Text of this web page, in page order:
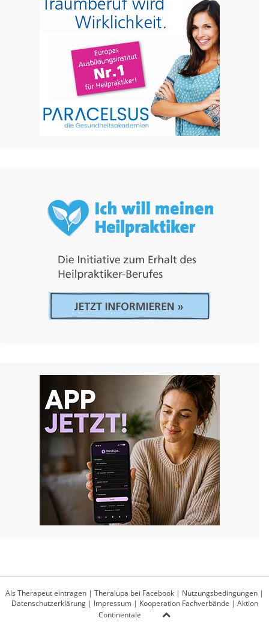
Als Therapeut eintragen | Theralupa bei Facebook | Nutzungsbedingungen |
Datenschutzerklärung| Impressum| Kooperation Fachverbände | Aktion
Continentale